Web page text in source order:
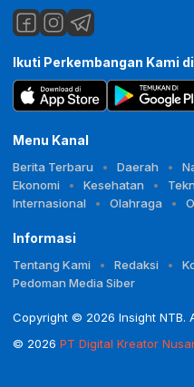
Ikuti Perkembangan Kami di
Menu Kanal
Berita Terbaru Daerah
Ekonomi
Kesehatan
Internasional
Olahraga
Informasi
Tentang Kami Redaksi
Pedoman Media Siber
Copyright © 2026 Insight NTB.
© 2026 PT Digital Kreator